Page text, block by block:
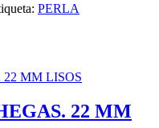
PERLA
22 MM